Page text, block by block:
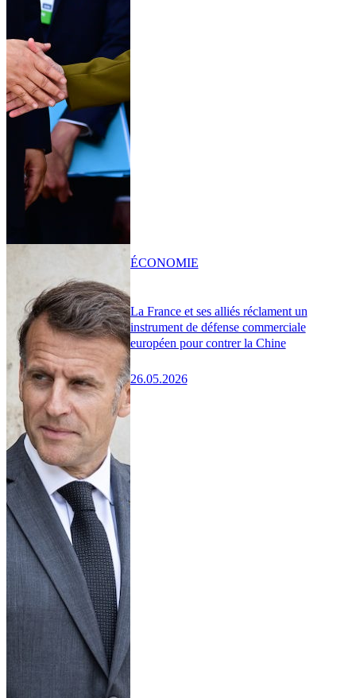
La France et ses alliés réclament un
instrument de défense commerciale
européen pour contrer la Chine
26.05.2026
ÉCONOMIE